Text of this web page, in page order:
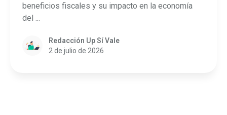
beneficios fiscales y su impacto en la economía
del ...
Redacción Up Sí Vale
2 de julio de 2026